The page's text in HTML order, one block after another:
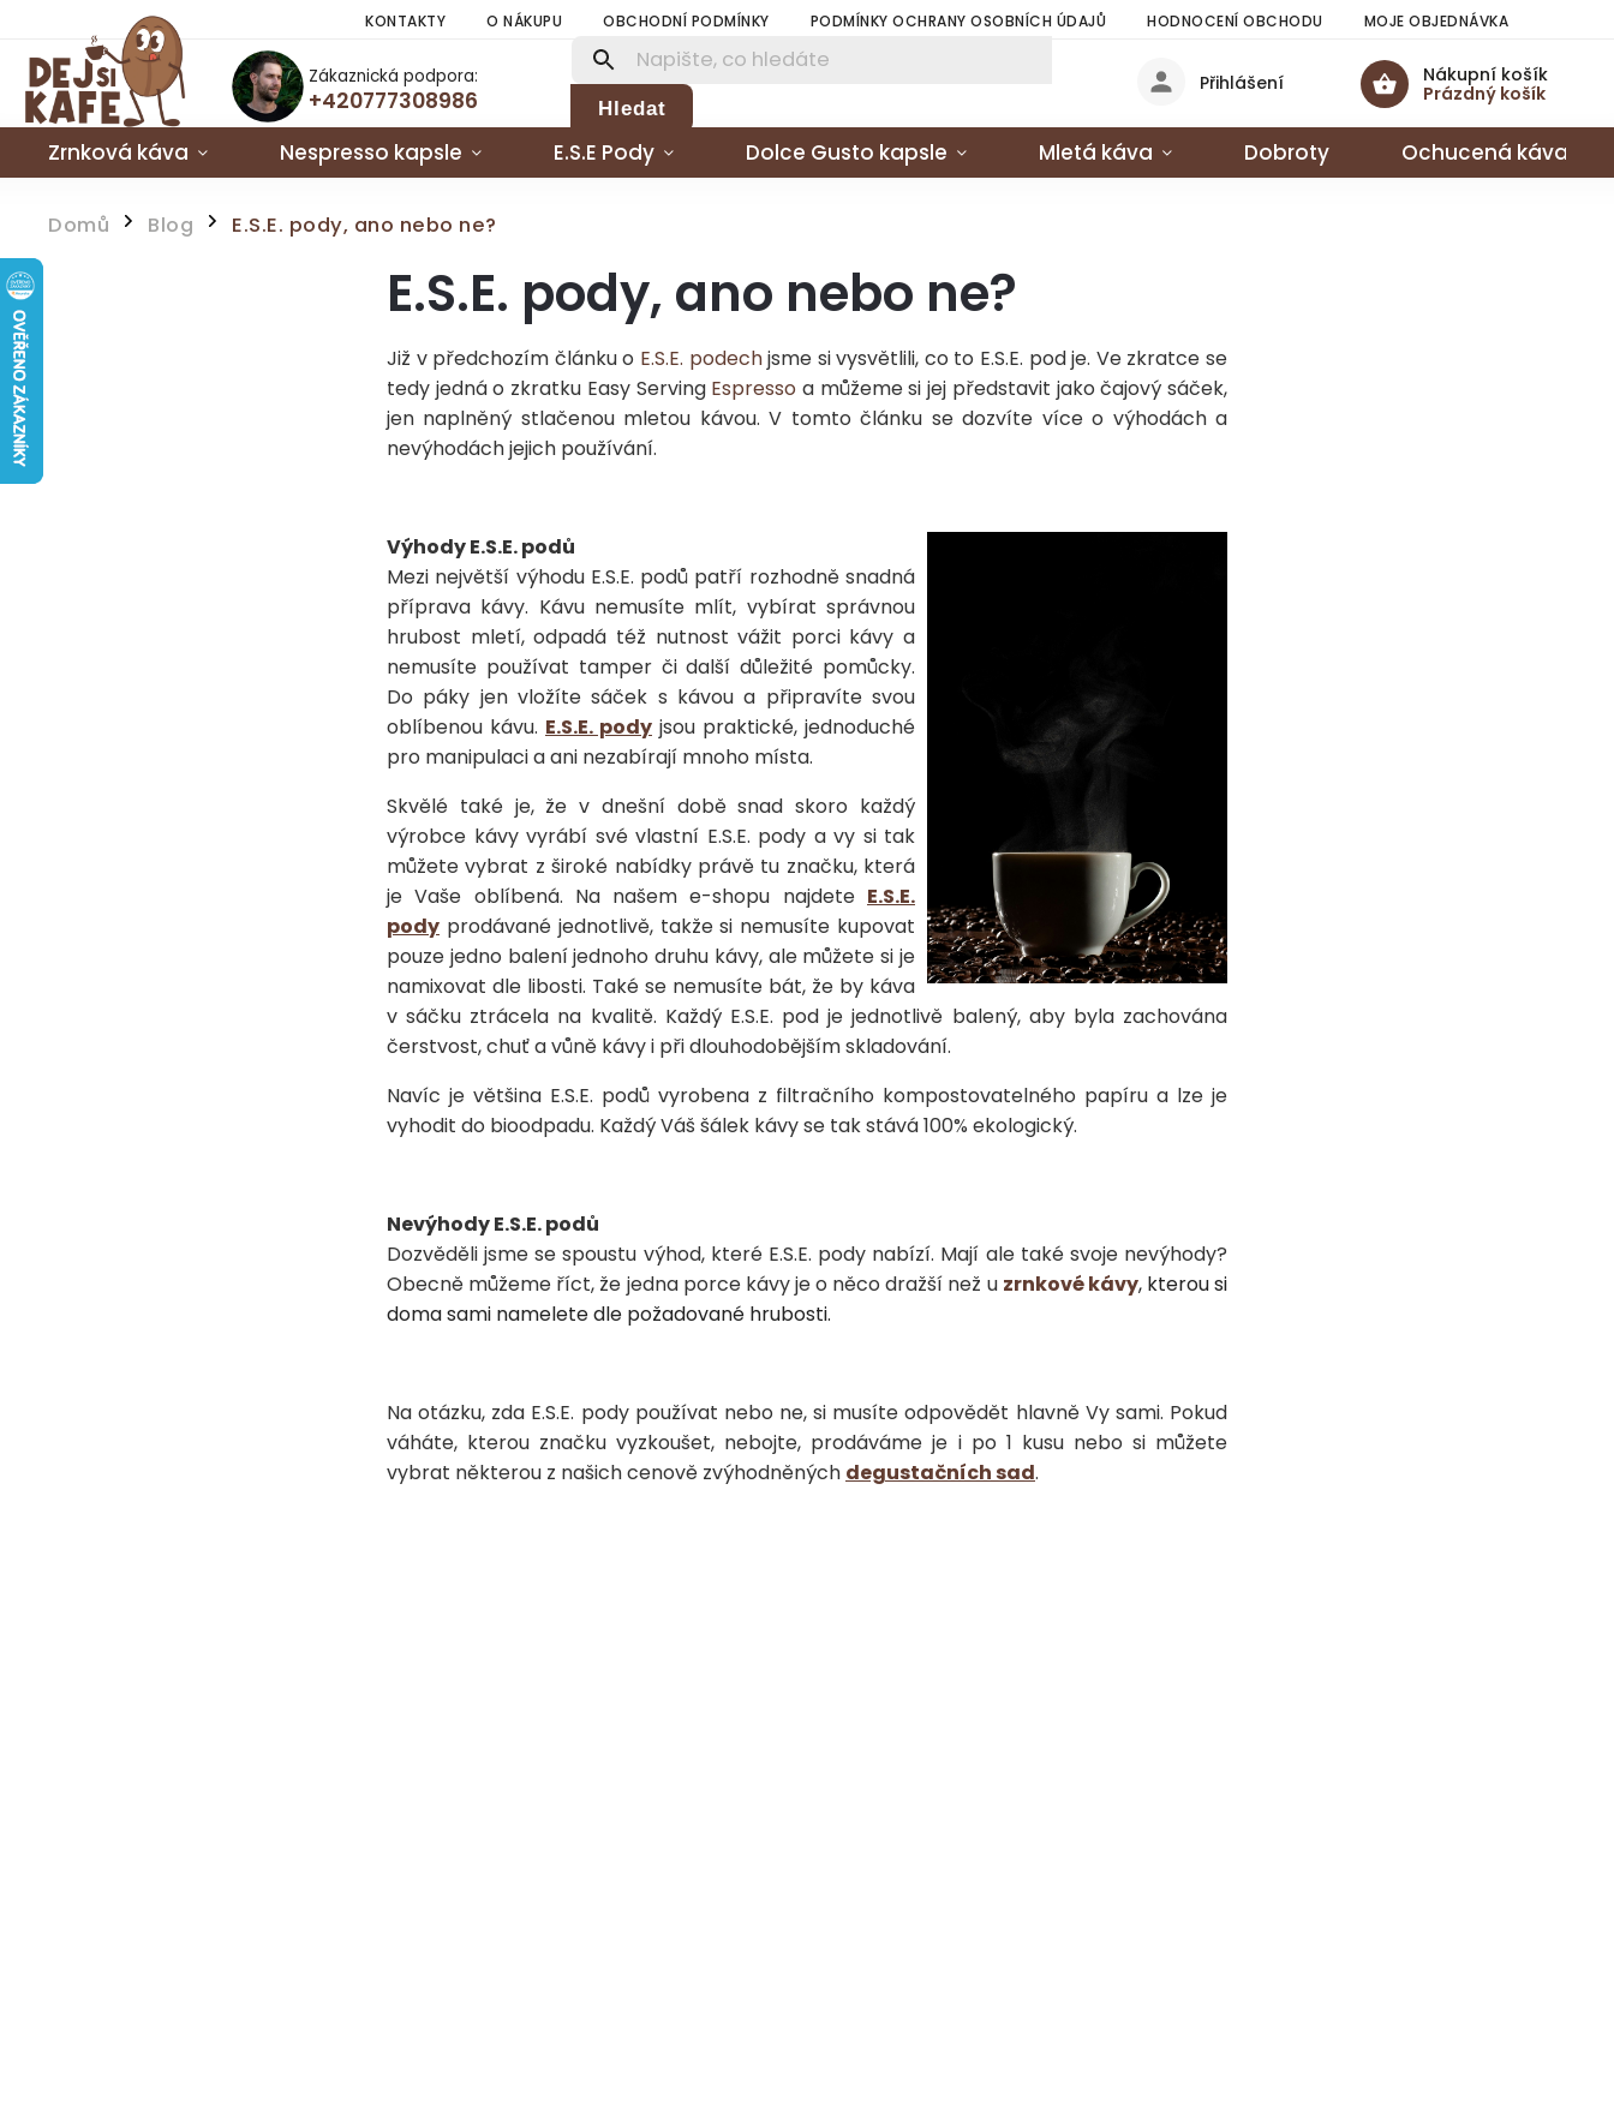
KONTAKTY O NÁKUPU OBCHODNÍ PODMÍNKY PODMÍNKY OCHRANY OSOBNÍCH ÚDAJŮ HODNOCENÍ OBCHODU MOJE OBJEDNÁVKA
Zákaznická podpora:
+420777308986 Hledat
Nákupní košík
Prázdný košík
Přihlášení
Zrnková káva Nespresso kapsle E.S.E Pody Dolce Gusto kapsle Mletá káva Dobroty Ochucená káva
Domů / Blog / E.S.E. pody, ano nebo ne?
E.S.E. pody, ano nebo ne?
Již v předchozím článku o E.S.E. podechjsme si vysvětlili, co to E.S.E. pod je. Ve zkratce se
tedy jedná o zkratku Easy Serving Espresso a můžeme si jej představit jako čajový sáček,
jen naplněný stlačenou mletou kávou. V tomto článku se dozvíte více o výhodách a
nevýhodách jejich používání.
Výhody E.S.E. podů
Mezi největší výhodu E.S.E. podů patří rozhodně snadná
příprava kávy. Kávu nemusíte mlít, vybírat správnou
hrubost mletí, odpadá též nutnost vážit porci kávy a
nemusíte používat tamper či další důležité pomůcky.
Do páky jen vložíte sáček s kávou a připravíte svou
oblíbenou kávu. E.S.E. pody jsou praktické, jednoduché
pro manipulaci a ani nezabírají mnoho místa.
Skvělé také je, že v dnešní době snad skoro každý
výrobce kávy vyrábí své vlastní E.S.E. pody a vy si tak
můžete vybrat z široké nabídky právě tu značku, která
je Vaše oblíbená. Na našem e-shopu najdete E.S.E.
pody prodávané jednotlivě, takže si nemusíte kupovat
pouze jedno balení jednoho druhu kávy, ale můžete si je
namixovat dle libosti. Také se nemusíte bát, že by káva
v sáčku ztrácela na kvalitě. Každý E.S.E. pod je jednotlivě balený, aby byla zachována
čerstvost, chuť a vůně kávy i při dlouhodobějším skladování.
Navíc je většina E.S.E. podů vyrobena z filtračního kompostovatelného papíru a lze je
vyhodit do bioodpadu. Každý Váš šálek kávy se tak stává 100% ekologický.
Nevýhody E.S.E. podů
Dozvěděli jsme se spoustu výhod, které E.S.E. pody nabízí. Mají ale také svoje nevýhody?
Obecně můžeme říct, že jedna porce kávy je o něco dražší než u zrnkové kávy, kterou si
doma sami namelete dle požadované hrubosti.
Na otázku, zda E.S.E. pody používat nebo ne, si musíte odpovědět hlavně Vy sami. Pokud
váháte, kterou značku vyzkoušet, nebojte, prodáváme je i po 1 kusu nebo si můžete
vybrat některou z našich cenově zvýhodněných degustačních sad.